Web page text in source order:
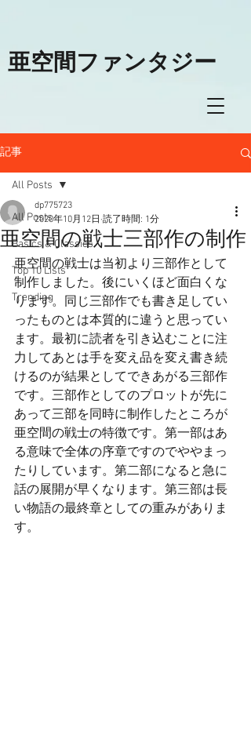
亜空間ファンタジー
記事
All Posts
Basics & Classics
Top 10 Lists
Trending
All Posts
亜空間の戦士三部作の制作
dp775723
2020年10月12日 読了時間: 1分
亜空間の戦士は当初より三部作として
制作しました。後にいくほど面白くな
ります。同じ三部作でも書き足してい
ったものとは本質的に違うと思ってい
ます。最初に読者を引き込むことに注
力してあとは手を変え品を変え書き続
けるのが結果としてできあがる三部作
です。三部作としてのプロットが先に
あって三部を同時に制作したところが
亜空間の戦士の特徴です。第一部はあ
る意味で全体の序章ですのでややまっ
たりしています。第二部になると急に
話の展開が早くなります。第三部は長
い物語の最終章としての重みがありま
す。